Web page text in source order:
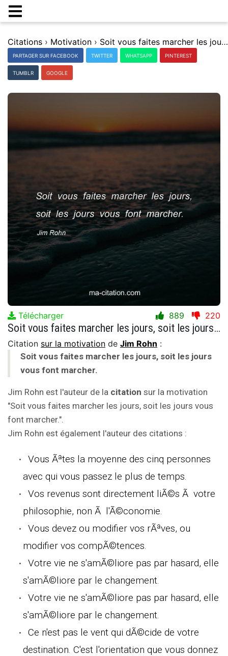
Citations › Motivation › Soit vous faites marcher les jours, soit les jours vous font marcher.
PARTAGER SUR FACEBOOK TWITTER WHATSAPP PINTEREST
TUMBLR GOOGLE
Télécharger 889 220
Soit vous faites marcher les jours, soit les jours vous font marcher.
Citation sur la motivation de Jim Rohn :
Soit vous faites marcher les jours, soit les jours
vous font marcher.
Jim Rohn est l'auteur de la citation sur la motivation
"Soit vous faites marcher les jours, soit les jours vous
font marcher.".
Jim Rohn est également l'auteur des citations :
Vous Ãªtes la moyenne des cinq personnes
avec qui vous passez le plus de temps.
Vos revenus sont directement liÃ©s Ã votre
philosophie, non Ã l'Ã©conomie.
Vous devez ou modifier vos rÃªves, ou
modifier vos compÃ©tences.
Votre vie ne s'amÃ©liore pas par hasard, elle
s'amÃ©liore par le changement.
Votre vie ne s'amÃ©liore pas par hasard, elle
s'amÃ©liore par le changement.
Ce n'est pas le vent qui dÃ©cide de votre
destination. C'est l'orientation que vous donnez